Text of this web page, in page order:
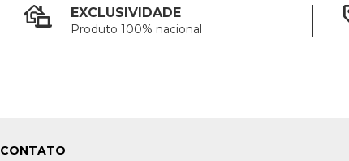
EXCLUSIVIDADE
Produto 100% nacional
CONTATO